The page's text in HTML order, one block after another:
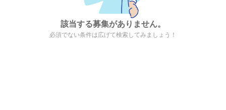
該当する募集がありません。
必須でない条件は広げて検索してみましょう！